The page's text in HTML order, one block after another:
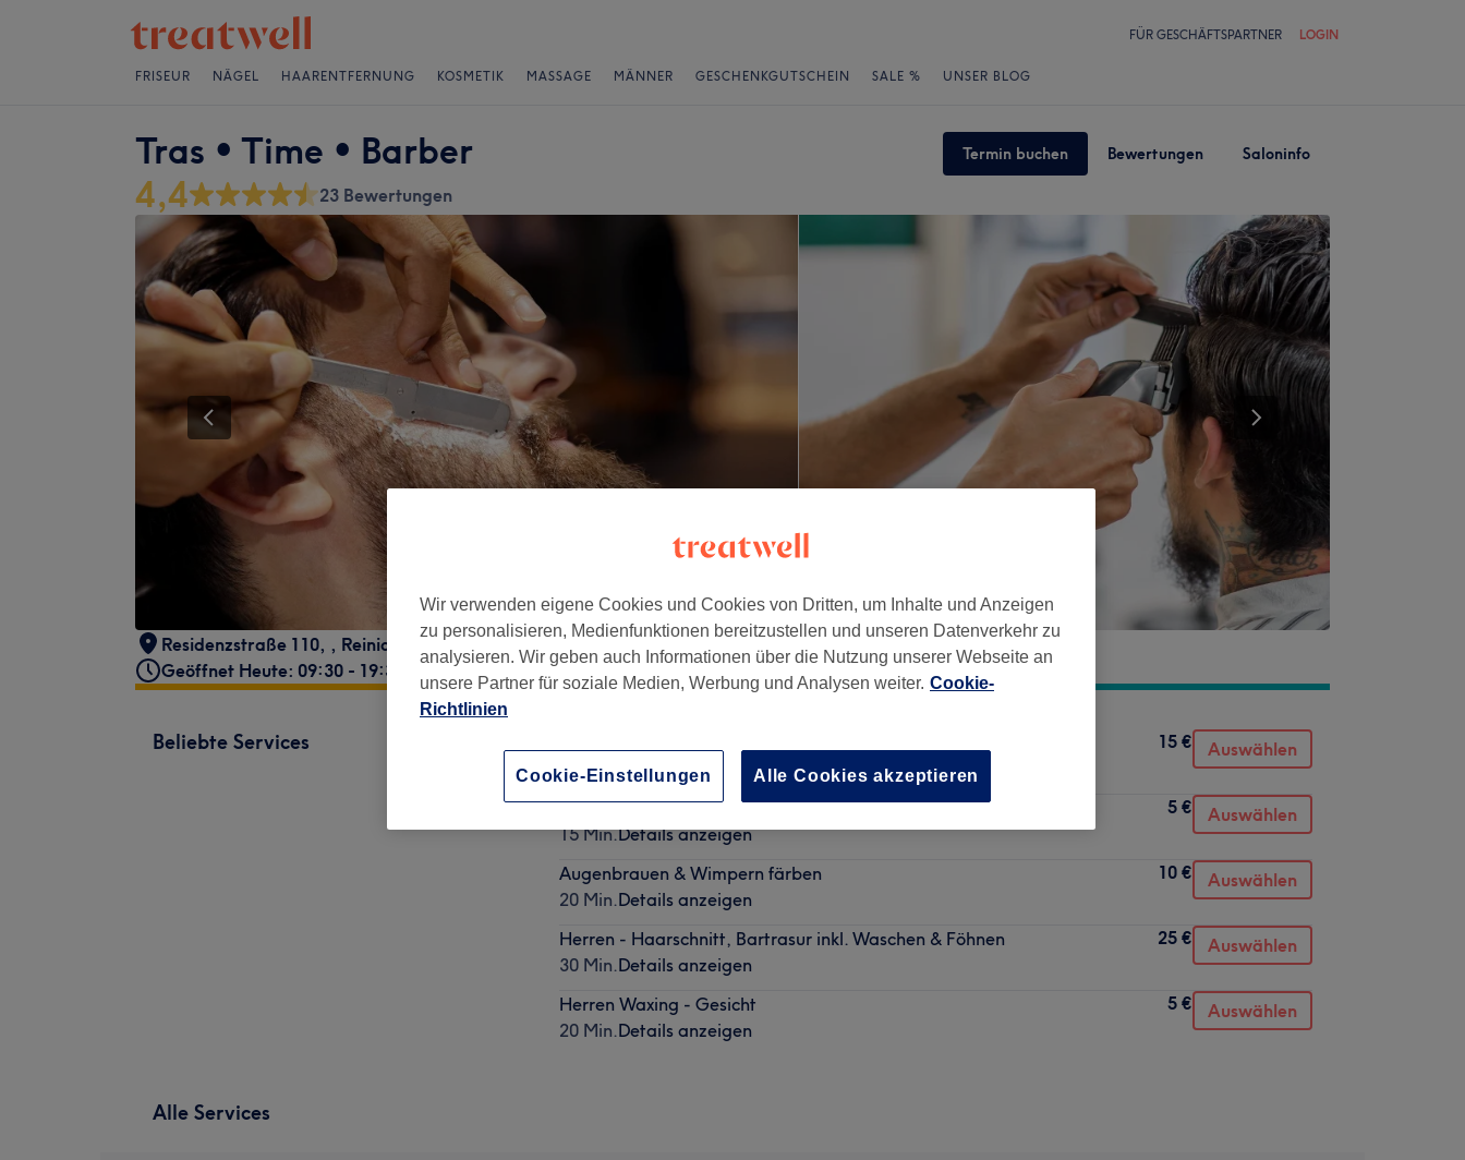
FÜR GESCHÄFTSPARTNER LOGIN
FRISEUR NÄGEL HAARENTFERNUNG KOSMETIK MASSAGE MÄNNER GESCHENKGUTSCHEIN SALE % UNSER BLOG
Tras • Time • Barber Termin buchen Bewertungen Saloninfo
4,4 23 Bewertungen
Residenzstraße 110, , Reinickendorf , Berlin, 13409
Geöffnet Heute: 09:30 - 19:30
Beliebte Services
20 Min.Details anzeigen
15 € Auswählen
Haarentfernung mit Fadentechnik - Augenbrauen
15 Min.Details anzeigen
5 € Auswählen
Augenbrauen & Wimpern färben
20 Min.Details anzeigen
10 € Auswählen
Herren - Haarschnitt, Bartrasur inkl. Waschen & Föhnen
30 Min.Details anzeigen
25 € Auswählen
Herren Waxing - Gesicht
20 Min.Details anzeigen
5 € Auswählen
Alle Services
Wir verwenden eigene Cookies und Cookies von Dritten, um Inhalte und Anzeigen
zu personalisieren, Medienfunktionen bereitzustellen und unseren Datenverkehr zu
analysieren. Wir geben auch Informationen über die Nutzung unserer Webseite an
unsere Partner für soziale Medien, Werbung und Analysen weiter. Cookie-
Richtlinien
Cookie-Einstellungen Alle Cookies akzeptieren